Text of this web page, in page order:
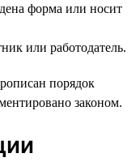
форма или носит
или работодатель.
порядок
законом.